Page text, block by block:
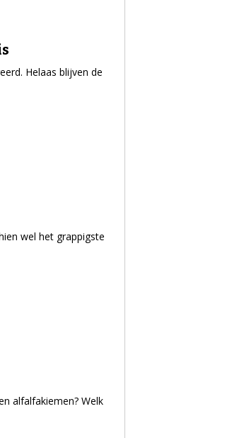
Helaas blijven de
wel het grappigste
alfalfakiemen? Welk